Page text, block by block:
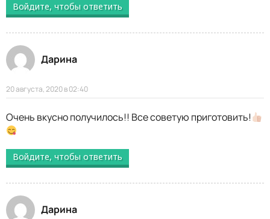
Войдите, чтобы ответить
Дарина
20 августа, 2020 в 02:40
Очень вкусно получилось!! Все советую приготовить!
Войдите, чтобы ответить
Дарина